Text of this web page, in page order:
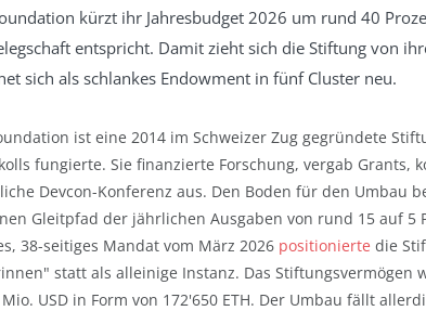
kürzt ihr Jahresbudget 2026 um rund 40
entspricht. Damit zieht sich die Stiftung von
sich als schlankes Endowment in fünf Cluster neu.
ist eine 2014 im Schweizer Zug gegründete
fungierte. Sie finanzierte Forschung, vergab Grants,
Devcon-Konferenz aus. Den Boden für den Umbau
Gleitpfad der jährlichen Ausgaben von rund 15 auf 5
38-seitiges Mandat vom März 2026 positionierte die
statt als alleinige Instanz. Das Stiftungsvermögen
USD in Form von 172'650 ETH. Der Umbau fällt